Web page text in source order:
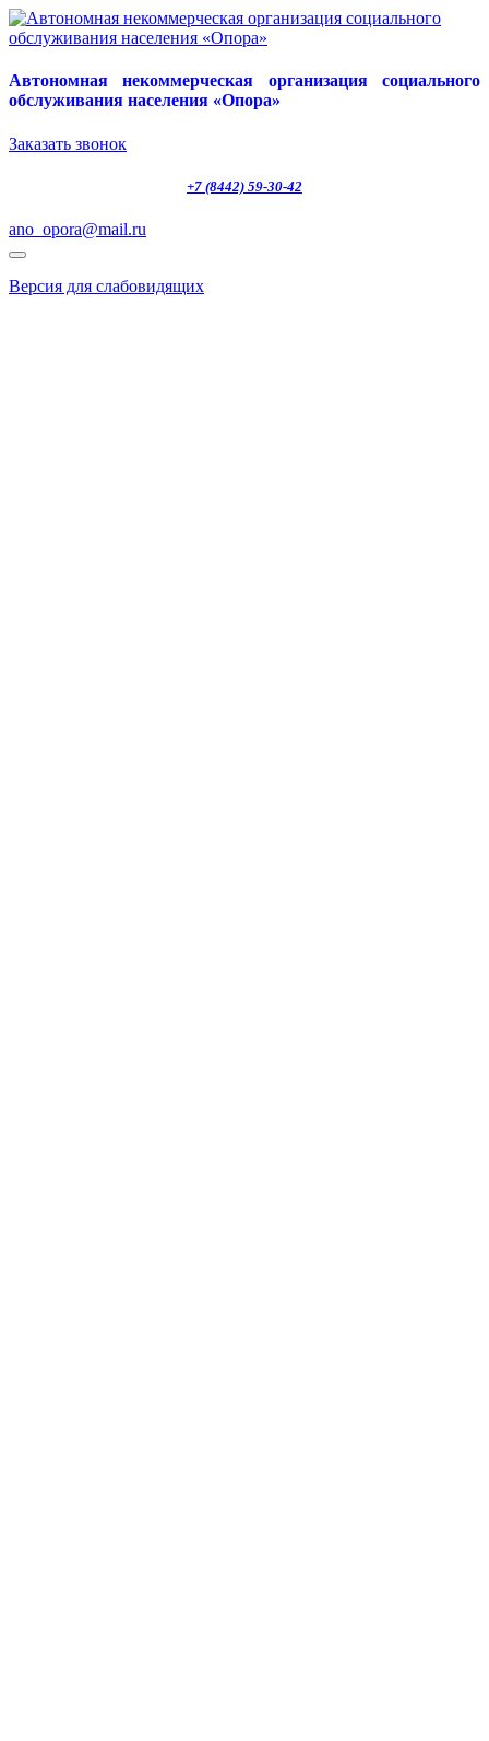
Автономная некоммерческая организация социального
обслуживания населения «Опора»
Заказать звонок
+7 (8442) 59-30-42
ano_opora@mail.ru
Версия для слабовидящих